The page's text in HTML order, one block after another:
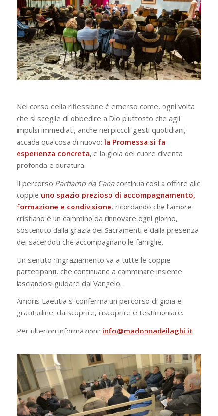
Nel corso della riflessione è emerso come, ogni volta
che si sceglie di obbedire a Dio piuttosto che agli
impulsi immediati, anche nei piccoli gesti quotidiani,
accada qualcosa di nuovo: la Promessa si fa
esperienza concreta, e la gioia del cuore diventa
profonda e duratura.
Il percorso Partiamo da Canacontinua così a offrire alle
coppie uno spazio prezioso di accompagnamento,
formazione e condivisione, ricordando che l’amore
cristiano è un cammino da rinnovare ogni giorno,
sostenuto dalla grazia dei Sacramenti e dalla presenza
dei sacerdoti che accompagnano le famiglie.
Un sentito ringraziamento va a tutte le coppie
partecipanti, che continuano a camminare insieme
lasciandosi guidare dal Vangelo.
Amoris Laetitia si conferma un percorso di gioia e
gratitudine, da scoprire, riscoprire e testimoniare.
Per ulteriori informazioni: info@madonnadeilaghi.it.